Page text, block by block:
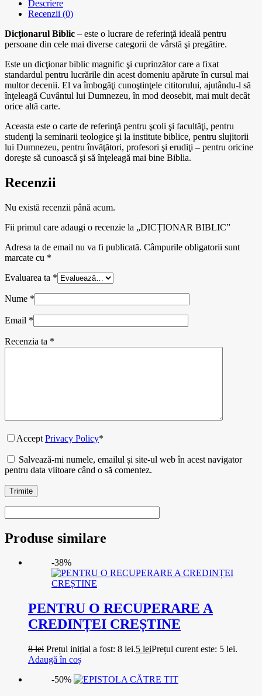
Descriere
Recenzii (0)
Dicţionarul Biblic – este o lucrare de referinţă ideală pentru
persoane din cele mai diverse categorii de vârstă şi pregătire.
Este un dicţionar biblic magnific şi cuprinzător care a fixat
standardul pentru lucrările din acest domeniu apărute în cursul mai
multor decenii. El va îmbogăţi cunoştinţele cititorului, ajutându-l să
înţeleagă Cuvântul lui Dumnezeu, în mod deosebit, mai mult decât
orice altă carte.
Aceasta este o carte de referinţă pentru şcoli şi facultăţi, pentru
studenţi la seminarii teologice şi la institute biblice, pentru slujitorii
lui Dumnezeu, pentru învăţători, profesori şi erudiţi – pentru oricine
doreşte să cunoască şi să înţeleagă mai bine Biblia.
Recenzii
Nu există recenzii până acum.
Fii primul care adaugi o recenzie la „DICȚIONAR BIBLIC”
Adresa ta de email nu va fi publicată. Câmpurile obligatorii sunt
marcate cu *
Evaluarea ta *
Nume *
Email *
Recenzia ta *
Accept Privacy Policy*
Salvează-mi numele, emailul și site-ul web în acest navigator
pentru data viitoare când o să comentez.
Trimite
Produse similare
-38%
PENTRU O RECUPERARE A
CREDINȚEI CREȘTINE
8lei Prețul inițial a fost: 8 lei.5 leiPrețul curent este: 5 lei.
Adaugă în coș
-50%